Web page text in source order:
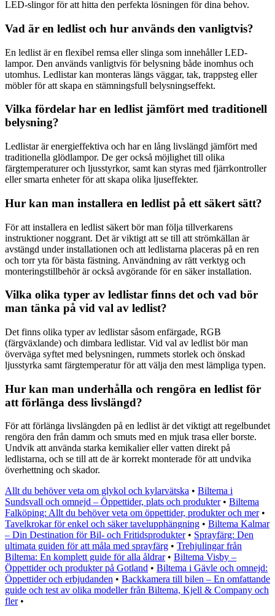
LED-slingor för att hitta den perfekta lösningen för dina behov.
Vad är en ledlist och hur används den vanligtvis?
En ledlist är en flexibel remsa eller slinga som innehåller LED-
lampor. Den används vanligtvis för belysning både inomhus och
utomhus. Ledlistar kan monteras längs väggar, tak, trappsteg eller
möbler för att skapa en stämningsfull belysningseffekt.
Vilka fördelar har en ledlist jämfört med traditionell
belysning?
Ledlistar är energieffektiva och har en lång livslängd jämfört med
traditionella glödlampor. De ger också möjlighet till olika
färgtemperaturer och ljusstyrkor, samt kan styras med fjärrkontroller
eller smarta enheter för att skapa olika ljuseffekter.
Hur kan man installera en ledlist på ett säkert sätt?
För att installera en ledlist säkert bör man följa tillverkarens
instruktioner noggrant. Det är viktigt att se till att strömkällan är
avstängd under installationen och att ledlistarna placeras på en ren
och torr yta för bästa fästning. Användning av rätt verktyg och
monteringstillbehör är också avgörande för en säker installation.
Vilka olika typer av ledlistar finns det och vad bör
man tänka på vid val av ledlist?
Det finns olika typer av ledlistar såsom enfärgade, RGB
(färgväxlande) och dimbara ledlistar. Vid val av ledlist bör man
överväga syftet med belysningen, rummets storlek och önskad
ljusstyrka samt färgtemperatur för att välja den mest lämpliga typen.
Hur kan man underhålla och rengöra en ledlist för
att förlänga dess livslängd?
För att förlänga livslängden på en ledlist är det viktigt att regelbundet
rengöra den från damm och smuts med en mjuk trasa eller borste.
Undvik att använda starka kemikalier eller vatten direkt på
ledlistarna, och se till att de är korrekt monterade för att undvika
överhettning och skador.
Allt du behöver veta om glykol och kylarvätska • Biltema i
Sundsvall och omnejd – Öppettider, plats och produkter• Biltema
Falköping: Allt du behöver veta om öppettider, produkter och mer•
Tavelkrokar för enkel och säker tavelupphängning • Biltema Kalmar
– Din Destination för Bil- och Fritidsprodukter• Sprayfärg: Den
ultimata guiden för att måla med sprayfärg • Trehjulingar från
Biltema: En komplett guide för alla åldrar• Biltema Visby –
Öppettider och produkter på Gotland • Biltema i Gävle och omnejd:
Öppettider och erbjudanden • Backkamera till bilen – En omfattande
guide och test av olika modeller från Biltema, Kjell & Company och
fler•